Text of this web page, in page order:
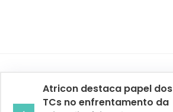
Atricon destaca papel dos
TCs no enfrentamento da